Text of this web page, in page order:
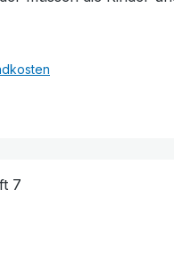
können. Papa
Spannendes Kinderbuch über Ferien, Abenteuer und
bei Kindern Ideal für Kinder ab 3 Jahren zum Vorlesen oder
von Melissa und ihrer Gruppe Wie gefällt